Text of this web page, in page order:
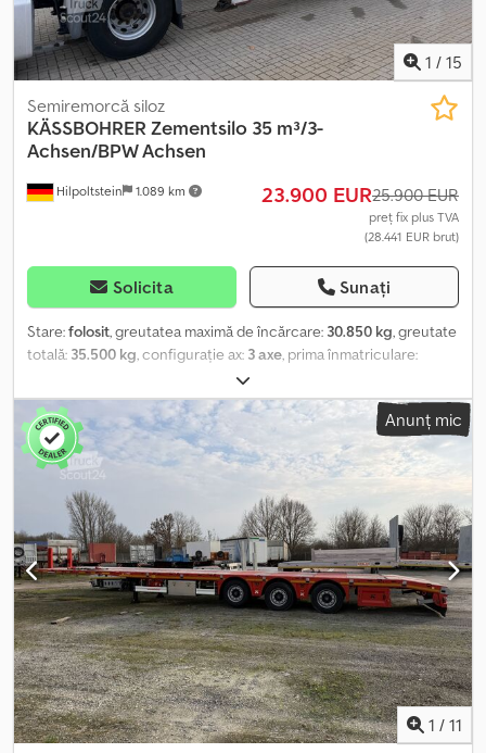
1 / 15
Hilpoltstein 1.089 km
Semiremorcă siloz
KÄSSBOHRER Zementsilo 35 m³/3-
Achsen/BPW Achsen
23.900 EUR25.900 EUR
preț fix plus TVA
(28.441 EUR brut)
Solicita Sunați
Stare:folosit, greutatea maximă de încărcare: 30.850 kg, greutate
totală: 35.500 kg , configurație ax: 3 axe , prima înmatriculare:
, volumul spațiului de încărcare:
ciment Kässbohrer 35.000 litri Dcedsxthh Hspfx Al Dsk 3 axe,
suspensie pneumatică, balustradă pneumatică, axe BPW, frâne pe
disc, ABS. Greutate proprie: 4.650 kg Sarcină utilă: 30.850 kg
Anunț mic
1 / 11